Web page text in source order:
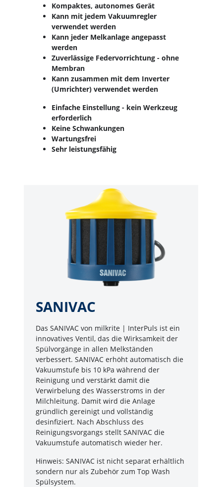
Kompaktes, autonomes Gerät
Kann mit jedem Vakuumregler
verwendet werden
Kann jeder Melkanlage angepasst
werden
Zuverlässige Federvorrichtung - ohne
Membran
Kann zusammen mit dem Inverter
(Umrichter) verwendet werden
Einfache Einstellung - kein Werkzeug
erforderlich
Keine Schwankungen
Wartungsfrei
Sehr leistungsfähig
SANIVAC
Das SANIVAC von milkrite | InterPuls ist ein
innovatives Ventil, das die Wirksamkeit der
Spülvorgänge in allen Melkständen
verbessert. SANIVAC erhöht automatisch die
Vakuumstufe bis 10 kPa während der
Reinigung und verstärkt damit die
Verwirbelung des Wasserstroms in der
Milchleitung. Damit wird die Anlage
gründlich gereinigt und vollständig
desinfiziert. Nach Abschluss des
Reinigungsvorgangs stellt SANIVAC die
Vakuumstufe automatisch wieder her.
Hinweis: SANIVAC ist nicht separat erhältlich
sondern nur als Zubehör zum Top Wash
Spülsystem.